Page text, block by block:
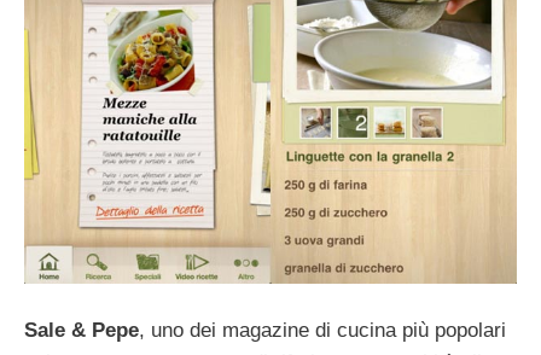
Sale & Pepe, uno dei magazine di cucina più popolari